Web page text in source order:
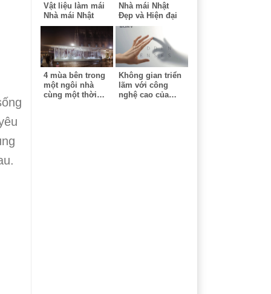
Vật liệu làm mái
Nhà mái Nhật
Nhà mái Nhật
Đẹp và Hiện đại
4 mùa bên trong
một ngôi nhà
cùng một thời
Không gian triển
lãm với công
nghệ cao của